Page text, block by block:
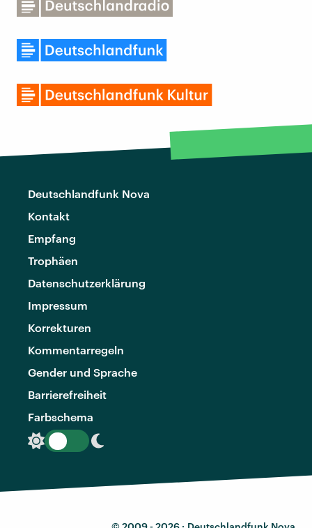
Deutschlandfunk Nova
Kontakt
Empfang
Trophäen
Datenschutzerklärung
Impressum
Korrekturen
Kommentarregeln
Gender und Sprache
Barrierefreiheit
Farbschema